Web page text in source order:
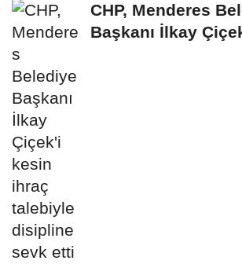
CHP, Menderes
Başkanı İlkay